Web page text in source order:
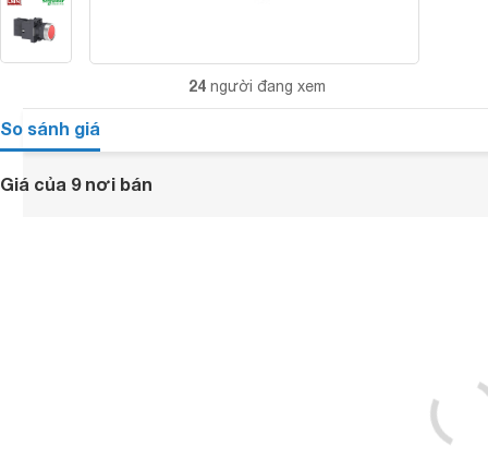
24 người đang xem
So sánh giá
Giá của 9 nơi bán